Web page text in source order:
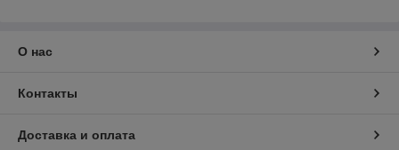
О нас
Контакты
Доставка и оплата